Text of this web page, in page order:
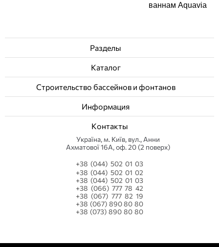
ваннам Aquavia
Разделы
Каталог
Строительство бассейнов и фонтанов
Информация
Контакты
Українa, м. Київ, вул., Анни
Ахматової 16А, оф. 20 (2 поверх)
+38 (044) 502 01 03
+38 (044) 502 01 02
+38 (044) 502 01 03
+38 (066) 777 78 42
+38 (067) 777 82 19
+38 (067) 890 80 80
+38 (073) 890 80 80